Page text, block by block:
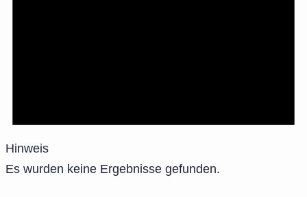
Hinweis
Es wurden keine Ergebnisse gefunden.